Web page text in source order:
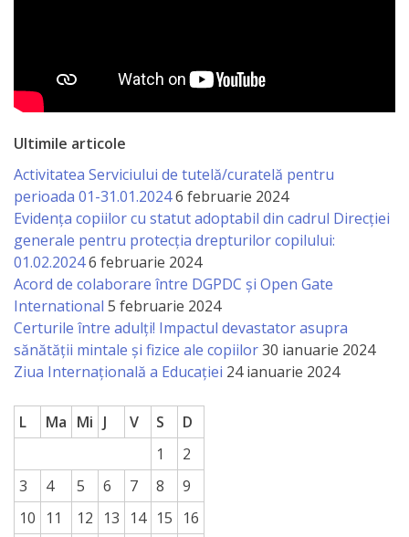
Legislație
națională
Acte
interne
Media
Comunicate
de
presă
Informații
utile
Versiunea
veche
Ultimile articole
Activitatea Serviciului de tutelă/curatelă pentru
perioada 01-31.01.20246 februarie 2024
Evidența copiilor cu statut adoptabil din cadrul Direcției
generale pentru protecția drepturilor copilului:
01.02.20246 februarie 2024
Acord de colaborare între DGPDC și Open Gate
International 5 februarie 2024
Certurile între adulți! Impactul devastator asupra
sănătății mintale și fizice ale copiilor30 ianuarie 2024
Ziua Internațională a Educației 24 ianuarie 2024
L Ma Mi J V S
D
1
2
3
4 5 6 7 8
9
10
11 12 13 14 15
16